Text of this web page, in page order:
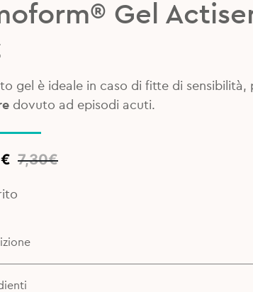
Gel
gel è ideale in caso di fitte di sensibilità,
dovuto ad episodi acuti.
7,30€
€